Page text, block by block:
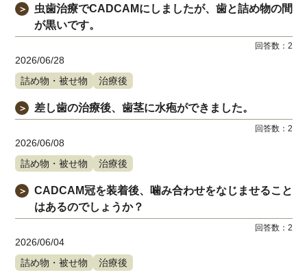
＞
虫歯治療でCADCAMにしましたが、歯と詰め物の間
が黒いです。
回答数： 2
2026/06/28
詰め物・被せ物
治療後
＞ 差し歯の治療後、歯茎に水疱ができました。
回答数： 2
2026/06/08
詰め物・被せ物
治療後
＞
CADCAM冠を装着後、噛み合わせをなじませること
はあるのでしょうか？
回答数： 2
2026/06/04
詰め物・被せ物
治療後